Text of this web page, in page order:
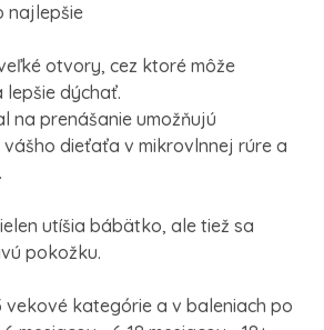
najlepšie
otvory, cez ktoré môže
dýchať.
na prenášanie umožňujú
dieťaťa v mikrovlnnej rúre a
utíšia bábätko, ale tiež sa
pokožku.
vekové kategórie a v baleniach po